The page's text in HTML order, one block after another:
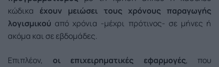
κώδικα έχουν μειώσει τους χρόνους παραγωγής
λογισμικού από χρόνια -μέχρι πρότινος- σε μήνες ή
ακόμα και σε εβδομάδες.
Επιπλέον, οι επιχειρηματικές εφαρμογές, που